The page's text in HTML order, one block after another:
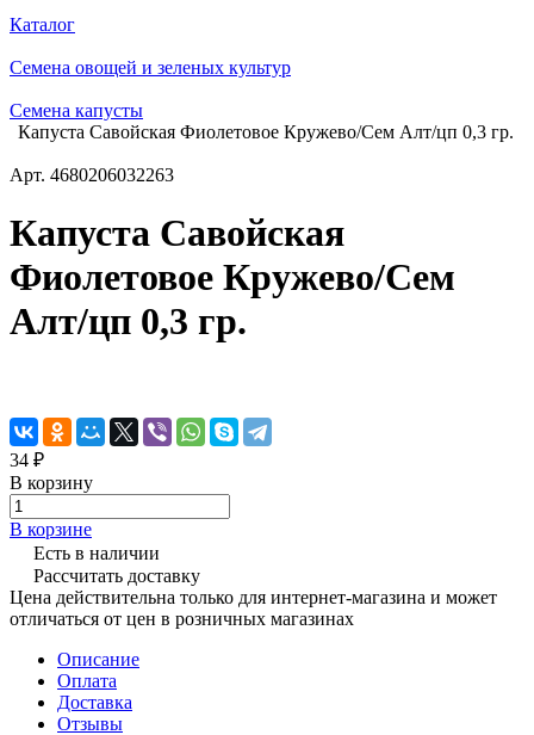
Каталог
Семена овощей и зеленых культур
Семена капусты
Капуста Савойская Фиолетовое Кружево/Сем Алт/цп 0,3 гр.
Арт. 4680206032263
Капуста Савойская
Фиолетовое Кружево/Сем
Алт/цп 0,3 гр.
34 ₽
В корзину
В корзине
Есть в наличии
Рассчитать доставку
Цена действительна только для интернет-магазина и может
отличаться от цен в розничных магазинах
Описание
Оплата
Доставка
Отзывы